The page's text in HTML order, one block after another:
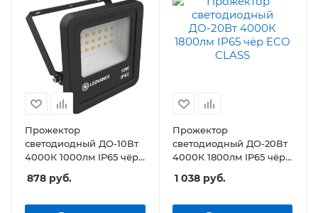
Прожектор
светодиодный ДО-10Вт
4000К 1000лм IP65 чёр
ECO CLASS
878 руб.
Прожектор
светодиодный ДО-20Вт
4000К 1800лм IP65 чёр
ECO CLASS
1 038руб.